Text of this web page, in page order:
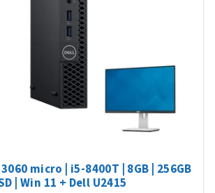
micro | i5-8400T | 8GB | 256GB
| Win 11 + Dell U2415